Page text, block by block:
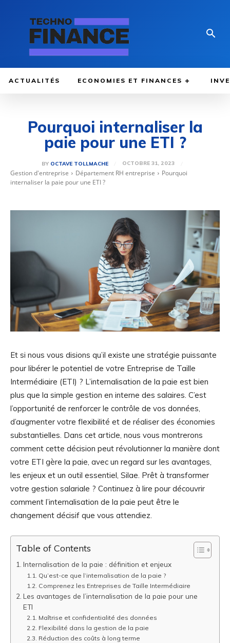
ACTUALITÉS ECONOMIES ET FINANCES
Pourquoi internaliser la
paie pour une ETI ?
BY OCTAVE TOLLMACHE OCTOBRE 31, 2023
Gestion d'entreprise Département RH entreprise
Pourquoi
internaliser la paie pour une ETI ?
Et si nous vous disions qu’il existe une stratégie puissante
pour libérer le potentiel de votre Entreprise de Taille
Intermédiaire (ETI) ? L’internalisation de la paie est bien
plus que la simple gestion en interne des salaires. C’est
l’opportunité de renforcer le contrôle de vos données,
d’augmenter votre flexibilité et de réaliser des économies
substantielles. Dans cet article, nous vous montrerons
comment cette décision peut révolutionner la manière dont
votre ETI gère la paie, avec un regard sur les avantages,
les enjeux et un outil essentiel, Silae. Prêt à transformer
votre gestion salariale ? Continuez à lire pour découvrir
comment l’internalisation de la paie peut être le
changement décisif que vous attendiez.
Table of Contents
Internalisation de la paie : définition et enjeux
Qu’est-ce que l’internalisation de la paie ?
Comprenez les Entreprises de Taille Intermédiaire
Les avantages de l’internalisation de la paie pour une
ETI
Maîtrise et confidentialité des données
Flexibilité dans la gestion de la paie
Réduction des coûts à long terme